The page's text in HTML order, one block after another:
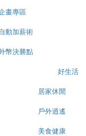
畫專區
動加薪術
幣決勝點
好生活
居家休閒
戶外逍遙
美食健康